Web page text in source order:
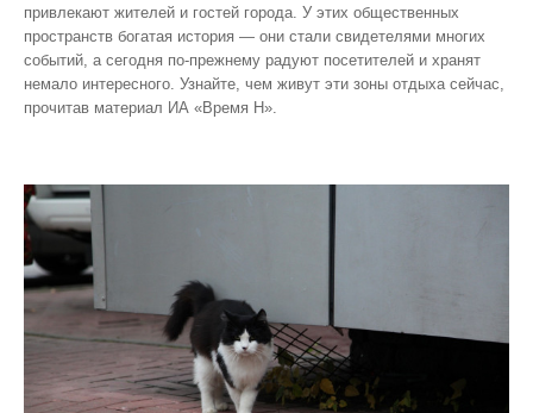
привлекают жителей и гостей города. У этих общественных
пространств богатая история — они стали свидетелями многих
событий, а сегодня по‑прежнему радуют посетителей и хранят
немало интересного. Узнайте, чем живут эти зоны отдыха сейчас,
прочитав материал ИА «Время Н».